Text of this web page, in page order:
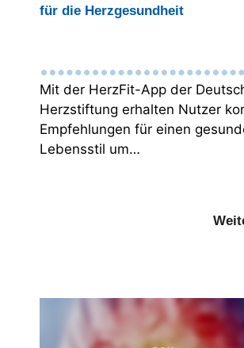
für die Herzgesundheit
Mit der HerzFit-App der
Herzstiftung erhalten Nutzer
Empfehlungen für einen
Lebensstil um…